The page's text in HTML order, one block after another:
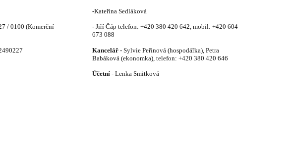
/ 0100 (Komerční
-Kateřina Sedláková
-Jiří Čáp telefon: +420 380 420 642, mobil: +420 604
673 088
Kancelář -Sylvie Peřinová (hospodářka), Petra
Babáková (ekonomka), telefon: +420 380 420 646
Účetní- Lenka Smitková